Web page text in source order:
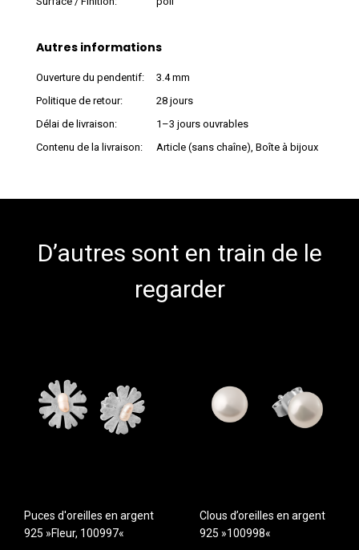
Autres informations
Ouverture du pendentif:
3.4 mm
Politique de retour:
28 jours
Délai de livraison:
1–3 jours ouvrables
Contenu de la livraison:
Article (sans chaîne), Boîte à bijoux
D’autres sont en train de le
regarder
Puces d'oreilles en argent
925 »Fleur, 100997«
Clous d’oreilles en argent
925 »100998«